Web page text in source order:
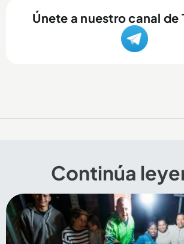
Únete a nuestro canal de
Continúa